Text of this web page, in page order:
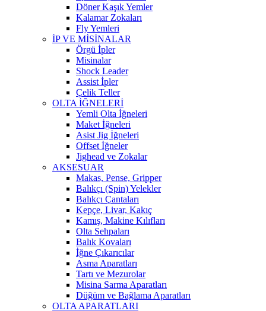
Döner Kaşık Yemler
Kalamar Zokaları
Fly Yemleri
İP VE MİSİNALAR
Örgü İpler
Misinalar
Shock Leader
Assist İpler
Çelik Teller
OLTA İĞNELERİ
Yemli Olta İğneleri
Maket İğneleri
Asist Jig İğneleri
Offset İğneler
Jighead ve Zokalar
AKSESUAR
Makas, Pense, Gripper
Balıkçı (Spin) Yelekler
Balıkçı Çantaları
Kepçe, Livar, Kakıç
Kamış, Makine Kılıfları
Olta Sehpaları
Balık Kovaları
İğne Çıkarıcılar
Asma Aparatları
Tartı ve Mezurolar
Misina Sarma Aparatları
Düğüm ve Bağlama Aparatları
OLTA APARATLARI